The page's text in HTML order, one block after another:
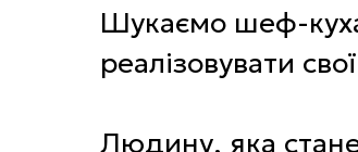
Шукаємо шеф-
реалізовувати свої
Людину, яка стане